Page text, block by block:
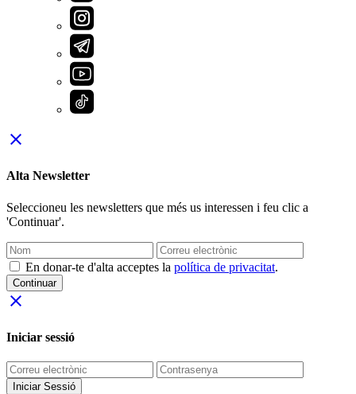
close
Alta Newsletter
Seleccioneu les newsletters que més us interessen i feu clic a
'Continuar'.
En donar-te d'alta acceptes la política de privacitat.
Continuar
close
Iniciar sessió
Iniciar Sessió